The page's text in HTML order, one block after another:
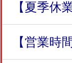
【夏季休
【営業時